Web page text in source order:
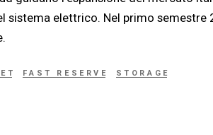
sistema elettrico. Nel primo semestre
FAST RESERVE STORAGE